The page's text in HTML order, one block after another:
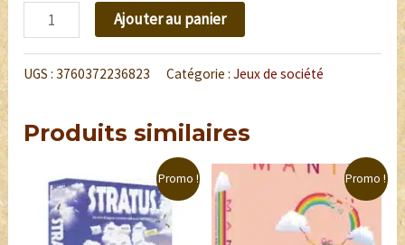
Ajouter au panier
UGS : 3760372236823 Catégorie :Jeux de société
Produits similaires
Promo ! Promo !